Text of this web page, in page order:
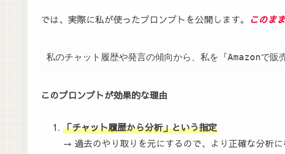
では、実際に私が使ったプロンプトを公開します。 このま
私のチャット履歴や発言の傾向から、私を『Amazonで
このプロンプトが効果的な理由
「チャット履歴から分析」という指定
→ 過去のやり取りを元にするので、より正確な分析に